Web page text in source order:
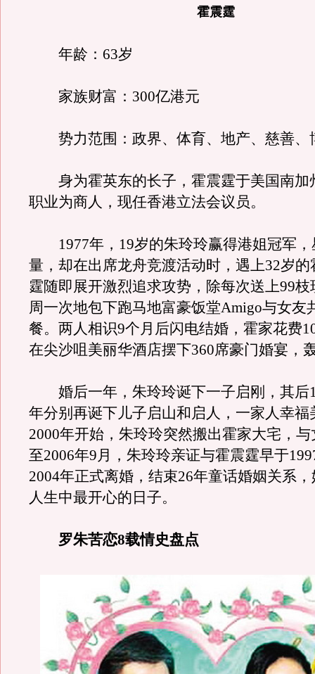
霍震霆
年龄：63岁
家族财富：300亿港元
势力范围：政界、体育、地产、慈善、
身为霍英东的长子，霍震霆于美国南加
职业为商人，现任香港立法会议员。
1977年，19岁的朱玲玲赢得港姐冠军，
量，却在出席龙舟竞渡活动时，遇上32岁
霆随即展开激烈追求攻势，除每次送上99
周一次地包下跑马地富豪饭堂Amigo与女友
餐。两人相识9个月后闪电结婚，霍家花费
在尖沙咀美丽华酒店摆下360席豪门婚宴，
婚后一年，朱玲玲诞下一子启刚，其后
年分别再诞下儿子启山和启人，一家人幸福
2000年开始，朱玲玲突然搬出霍家大宅，
至2006年9月，朱玲玲亲证与霍震霆早于
2004年正式离婚，结束26年童话婚姻关系
人生中最开心的日子。
罗朱苦恋8载情史盘点